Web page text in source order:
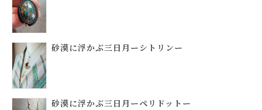
砂漠に浮かぶ三日月ーシトリンー
砂漠に浮かぶ三日月ーペリドットー